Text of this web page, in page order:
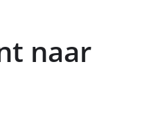
naar